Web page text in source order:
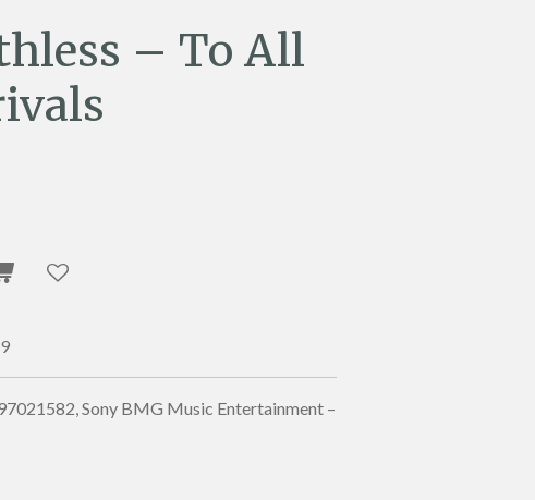
– To All
Sony BMG Music Entertainment –